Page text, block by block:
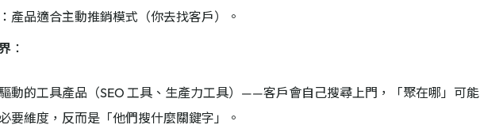
產品適合主動推銷模式（你去找客戶）。
：
動的工具產品（SEO 工具、生產力工具）——客戶會自己搜尋上門，「聚在哪」可能
要維度，反而是「他們搜什麼關鍵字」。